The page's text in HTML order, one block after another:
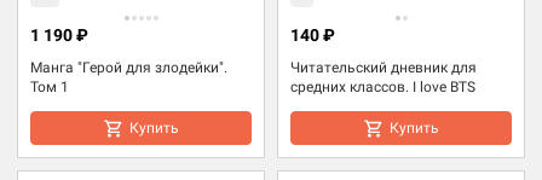
Манга "Герой для злодейки".
Том 1
1 190 ₽
Купить
Читательский дневник для
средних классов. I love BTS
140 ₽
Купить